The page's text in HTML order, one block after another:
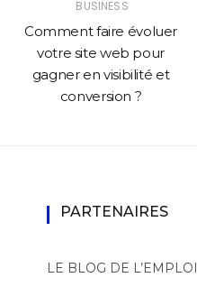
BUSINESS
Comment faire évoluer
votre site web pour
gagner en visibilité et
conversion ?
PARTENAIRES
LE BLOG DE L’EMPLOI